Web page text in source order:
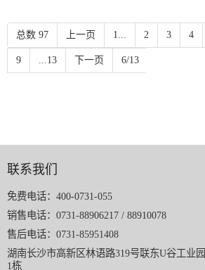
总数 97 上一页 1... 2 3 4
9 ...13 下一页 6/13
联系我们
免费电话：400-0731-055
销售电话：0731-88906217 / 88910078
售后电话：0731-85951408
湖南长沙市高新区林语路319号联东U谷工业园
1栋